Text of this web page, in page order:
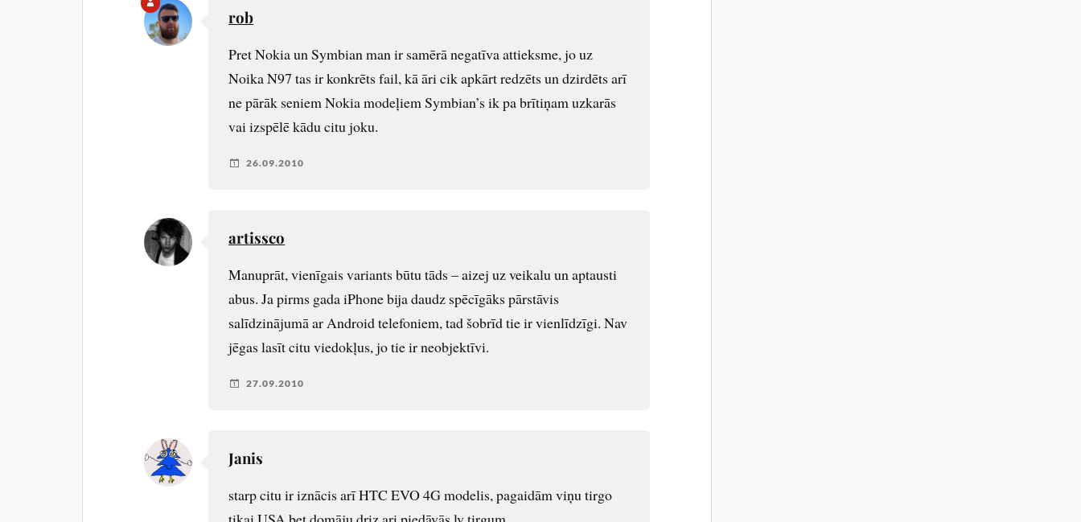
rob
Pret Nokia un Symbian man ir samērā negatīva attieksme, jo uz
Noika N97 tas ir konkrēts fail, kā āri cik apkārt redzēts un dzirdēts arī
ne pārāk seniem Nokia modeļiem Symbian’s ik pa brītiņam uzkarās
vai izspēlē kādu citu joku.
26.09.2010
artissco
Manuprāt, vienīgais variants būtu tāds – aizej uz veikalu un aptausti
abus. Ja pirms gada iPhone bija daudz spēcīgāks pārstāvis
salīdzinājumā ar Android telefoniem, tad šobrīd tie ir vienlīdzīgi. Nav
jēgas lasīt citu viedokļus, jo tie ir neobjektīvi.
27.09.2010
Janis
starp citu ir iznācis arī HTC EVO 4G modelis, pagaidām viņu tirgo